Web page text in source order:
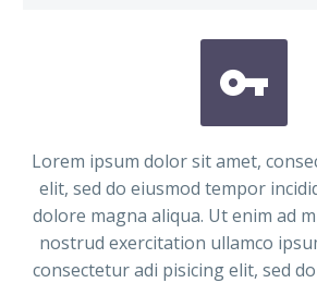


Lorem ipsum dolor sit amet,
elit, sed do eiusmod tempor
dolore magna aliqua. Ut enim ad
nostrud exercitation ullamco
consectetur adi pisicing elit, sed